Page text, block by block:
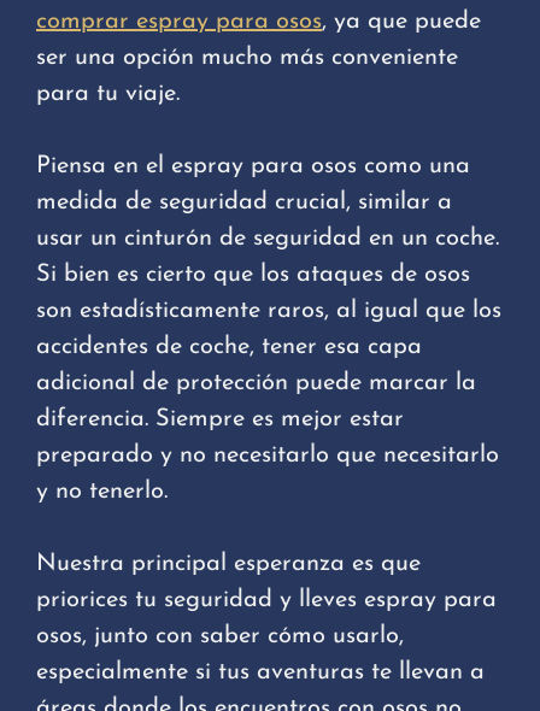
comprar espray para osos, ya que puede
ser una opción mucho más conveniente
para tu viaje.
Piensa en el espray para osos como una
medida de seguridad crucial, similar a
usar un cinturón de seguridad en un coche.
Si bien es cierto que los ataques de osos
son estadísticamente raros, al igual que los
accidentes de coche, tener esa capa
adicional de protección puede marcar la
diferencia. Siempre es mejor estar
preparado y no necesitarlo que necesitarlo
y no tenerlo.
Nuestra principal esperanza es que
priorices tu seguridad y lleves espray para
osos, junto con saber cómo usarlo,
especialmente si tus aventuras te llevan a